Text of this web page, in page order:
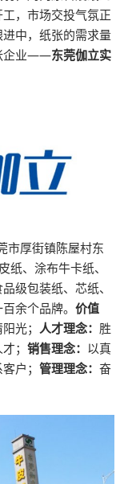
，市场交投气氛正
中，纸张的需求量
企业——东莞伽立实
市厚街镇陈屋村东
纸、涂布牛卡纸、
级包装纸、芯纸、
余个品牌。 价值
光； 人才理念： 胜
； 销售理念： 以真
户； 管理理念： 奋